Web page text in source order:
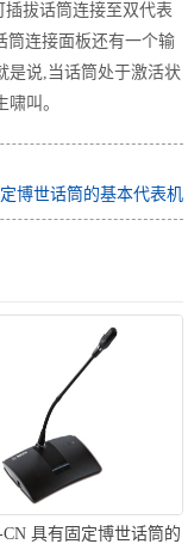
拔话筒连接至双代表
筒连接面板还有一个输
是说,当话筒处于激活状
叫。
博世话筒的基本代表机
具有固定博世话筒的